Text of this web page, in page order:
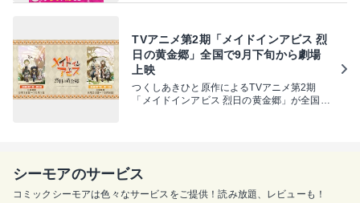
TVアニメ第2期「メイドインアビス 烈
日の黄金郷」全国で9月下旬から劇場
上映
つくしあきひと原作によるTVアニメ第2期
「メイドインアビス 烈日の黄金郷」が全国で
シーモアのサービス
コミックシーモアは色々なサービスをご提供！読み放題、レビューも！